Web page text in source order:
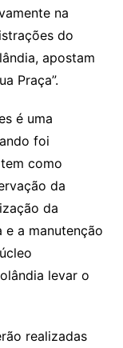
na
do
apostam
Praça”.
é uma
foi
como
da
da
e a manutenção
levar o
realizadas